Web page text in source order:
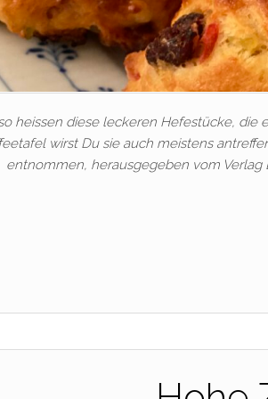
heissen diese leckeren Hefestücke, die
wirst Du sie auch meistens
entnommen, herausgegeben vom Verlag